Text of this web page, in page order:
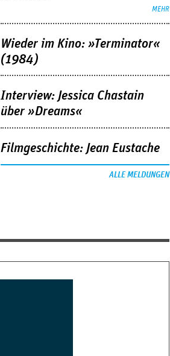
MEHR
Wieder im Kino: »Terminator«
(1984)
Interview: Jessica Chastain
über »Dreams«
Filmgeschichte: Jean Eustache
ALLE MELDUNGEN